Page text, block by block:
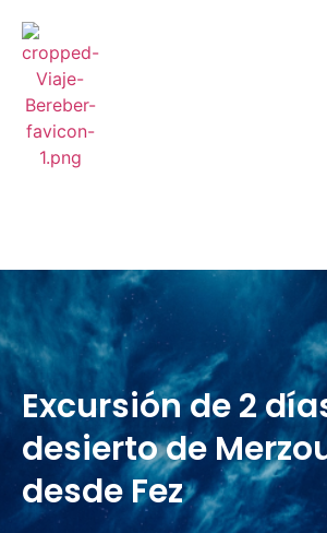
Excursión de 2
desierto de
desde Fez